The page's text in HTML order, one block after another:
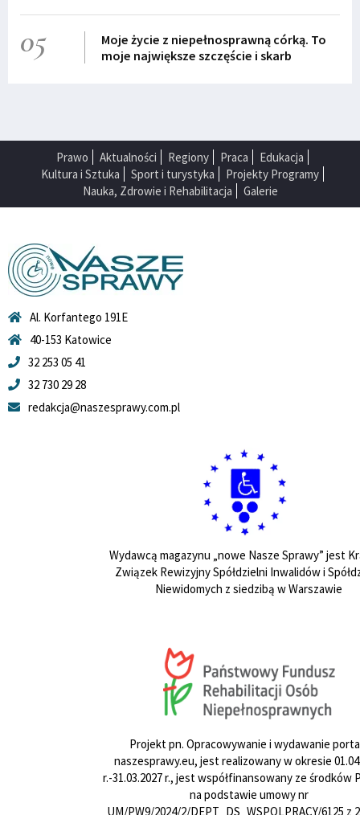
05
Moje życie z niepełnosprawną córką. To
moje największe szczęście i skarb
Prawo Aktualności Regiony Praca
Edukacja
Kultura i Sztuka
Sport i turystyka
Projekty Programy
Nauka, Zdrowie i Rehabilitacja
Galerie
Al. Korfantego 191E
40-153 Katowice
32 253 05 41
32 730 29 28
redakcja@naszesprawy.com.pl
Wydawcą magazynu „nowe Nasze Sprawy” jest
Związek Rewizyjny Spółdzielni Inwalidów i
Niewidomych z siedzibą w Warszawie
Projekt pn. Opracowywanie i wydawanie
naszesprawy.eu, jest realizowany w okresie
r.-31.03.2027 r., jest współfinansowany ze środków
na podstawie umowy nr
UM/PW9/2024/2/DEPT_DS_WSPOLPRACY/6125 z